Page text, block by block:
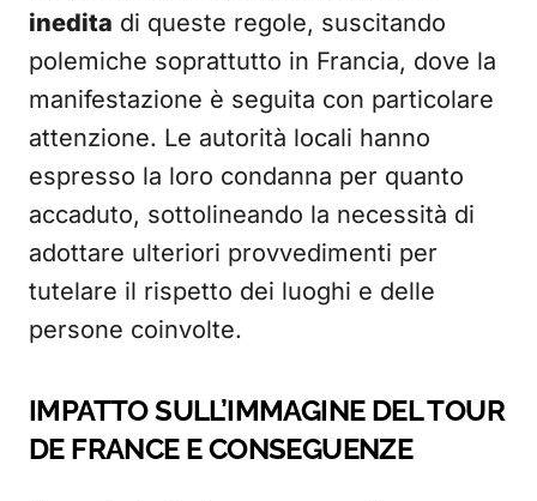
inedita di queste regole, suscitando
polemiche soprattutto in Francia, dove la
manifestazione è seguita con particolare
attenzione. Le autorità locali hanno
espresso la loro condanna per quanto
accaduto, sottolineando la necessità di
adottare ulteriori provvedimenti per
tutelare il rispetto dei luoghi e delle
persone coinvolte.
IMPATTO SULL’IMMAGINE DEL TOUR
DE FRANCE E CONSEGUENZE